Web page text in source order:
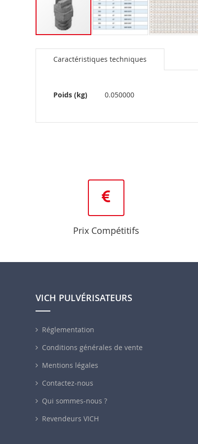
to
images
Caractéristiques techniques
Plus
d’information
Poids (kg) 0.050000
Prix Compétitifs
VICH PULVÉRISATEURS
Réglementation
Conditions générales de vente
Mentions légales
Contactez-nous
Qui sommes-nous ?
Revendeurs VICH